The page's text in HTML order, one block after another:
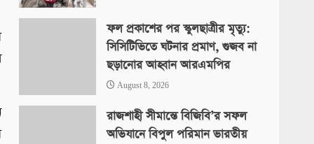
ফল প্রকাশের পর স্কুলছাত্রীর মৃত্যু:
সিসিটিভিতে ঘটনার প্রমাণ, গুজব না
ছড়ানোর আহ্বান আরএমপির
August 8, 2026
রাজশাহী সীমান্তে বিজিবি’র সফল
অভিযানে বিপুল পরিমান ভারতীয়